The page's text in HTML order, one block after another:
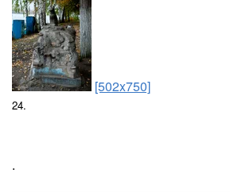
[502x750]
24.
.